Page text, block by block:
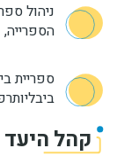
ניהול
הספרייה,
ספריית
קהל היעד